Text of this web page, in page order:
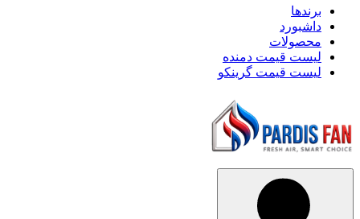
برندها
داشبورد
محصولات
لیست قیمت دمنده
لیست قیمت گرینکو